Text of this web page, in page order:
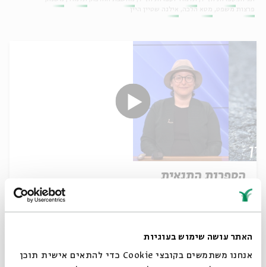
האתר עושה שימוש בעוגיות
אנחנו משתמשים בקובצי Cookie כדי להתאים אישית תוכן
פרצות משפט
מטא הלכה אילנה שטיין היין
הספרות התנאית
עם:
16.02.25